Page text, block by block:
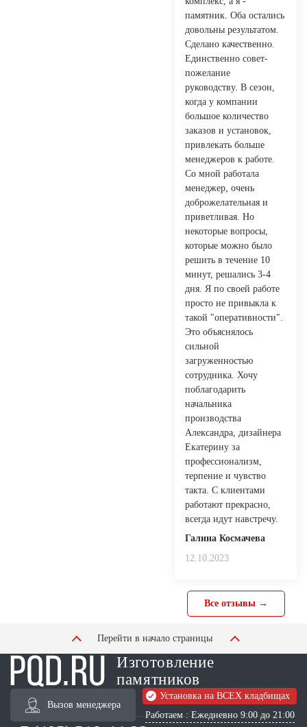
памятник. Оба остались
довольны результатом.
Сделано качественно.
Единственно совет-
пожелание
руководству. В сезон,
когда у компании
большое количество
заказов и установок,
привлекать больше
менеджеров к работе.
Со мной работала
менеджер, очень
доброжелательная и
приветливая. Но
некоторые вопросы,
которые можно было
решить в течение 10
минут, решались 3-4
дня. Я по своей работе
просто не привыкла к
такой "оперативности".
Это объяснялось
сильной
загруженностью
сотрудника. Хочу
поблагодарить
начальника
производства
Александра, дизайнера
Екатерину за
профессионализм,
терпение и чувство
такта. С клиентами
работают прекрасно,
всегда идут навстречу.
Галина Космачева
12.10.2023
Все отзывы →
Перейти в начало страницы
Изготовление
памятников
Вызов менеджера
Установка на ВСЕХ кладбищах
Работаем : Ежедневно 9:00 до 21:00